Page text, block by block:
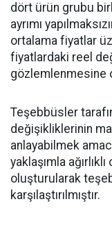
dört ürün grubu
ayrımı
ortalama fiyatlar
fiyatlardaki reel
gözlemlenmesine
Teşebbüsler
değişikliklerinin
anlayabilmek
yaklaşımla
oluşturularak
karşılaştırılmıştır.